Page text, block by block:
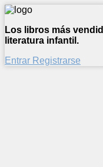
Los libros más
literatura infantil.
Entrar Registrarse